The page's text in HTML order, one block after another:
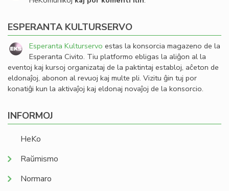
ESPERANTA KULTURSERVO
Esperanta Kulturservo estas la konsorcia magazeno de la
Esperanta Civito. Tiu platformo ebligas la aliĝon al la
eventoj kaj kursoj organizataj de la paktintaj establoj, aĉeton de
eldonaĵoj, abonon al revuoj kaj multe pli. Vizitu ĝin tuj por
konatiĝi kun la aktivaĵoj kaj eldonaj novaĵoj de la konsorcio.
INFORMOJ
HeKo
Raŭmismo
Normaro